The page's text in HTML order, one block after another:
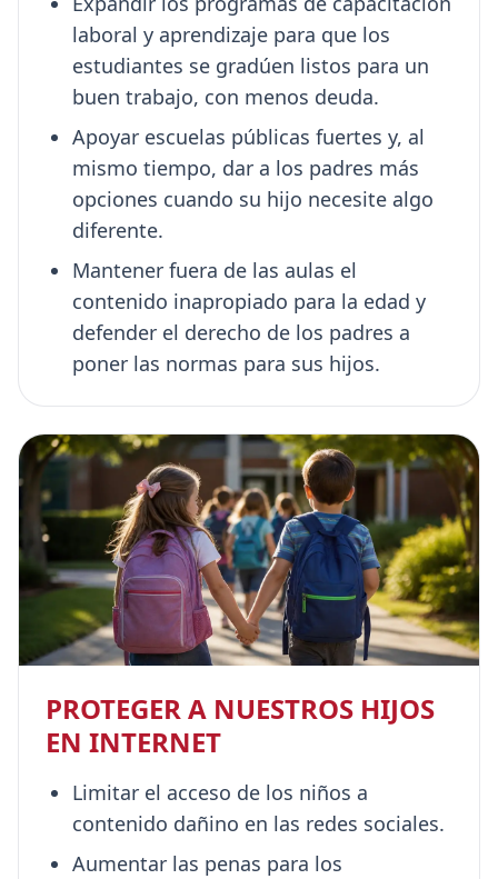
laboral y aprendizaje para que los
estudiantes se gradúen listos para un
buen trabajo, con menos deuda.
Apoyar escuelas públicas fuertes y, al
mismo tiempo, dar a los padres más
opciones cuando su hijo necesite algo
diferente.
Mantener fuera de las aulas el
contenido inapropiado para la edad y
defender el derecho de los padres a
poner las normas para sus hijos.
PROTEGER A NUESTROS HIJOS
EN INTERNET
Limitar el acceso de los niños a
contenido dañino en las redes sociales.
Aumentar las penas para los